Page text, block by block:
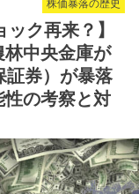
株価暴落の歴史
ク再来？】
林中央金庫が
証券）が暴落
性の考察と対